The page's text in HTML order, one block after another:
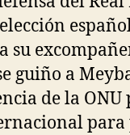
su
guiño a
de la
para